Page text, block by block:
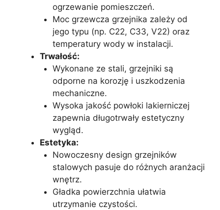
ogrzewanie pomieszczeń.
Moc grzewcza grzejnika zależy od
jego typu (np. C22, C33, V22) oraz
temperatury wody w instalacji.
Trwałość:
Wykonane ze stali, grzejniki są
odporne na korozję i uszkodzenia
mechaniczne.
Wysoka jakość powłoki lakierniczej
zapewnia długotrwały estetyczny
wygląd.
Estetyka:
Nowoczesny design grzejników
stalowych pasuje do różnych aranżacji
wnętrz.
Gładka powierzchnia ułatwia
utrzymanie czystości.